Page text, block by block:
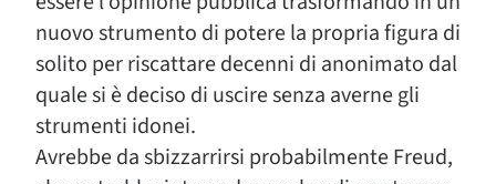
nuovo strumento di potere la propria figura di
solito per riscattare decenni di anonimato dal
quale si è deciso di uscire senza averne gli
strumenti idonei.
Avrebbe da sbizzarrirsi probabilmente Freud,